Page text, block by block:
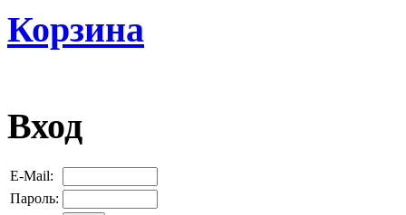
Корзина
Вход
E-Mail:
Пароль: